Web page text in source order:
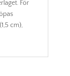
För
cm),